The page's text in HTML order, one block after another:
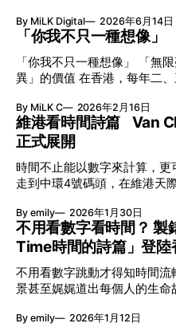
VGP 金獎，也是 Amazon 折
By MiLK Digital 2026年6月14日
「你我不只一種想像」
「你我不只一種想像」 「無限亮」邀請觀眾重新思考「差
異」的價值 在香港，每年二、三月的春季，一個名字低調但
節與香港賽馬會慈善信託基金
八年來不只是帶來無數來自
本地建立屬於香港的共融創作
艦藝團強強聯手打造兩部深
影》，展開一場前所未有的藝
能量，全面開展一場無界限嘅藝術旅程。 第
以「你我不只一種想像」為題
的價值。不同能力人士是社會
「不同」能力與特質，當我們
發，偏見與界線，也自然被藝術溶化。 「無限
節目包括: 2月27日至3月1日：帕拉管弦樂團《無邊狂想曲》/
音樂‧舞蹈 (開幕
By MiLK C 2026年2月16日
維港看時間詩篇 Van
正式展開
時間不止能以數字來計算，更
走到中環4號碼頭，在維港天
覽。由即日至2月8日期間舉行
言搬離傳統店舖，放進公共場
件，而是一場可以與他人一同經歷的
「時間詩集」 走進展場尤如翻開一本時間詩集，藉由不同主
題呈現時間的無限想像。Van
由單純的機械與數字堆砌，
精湛的製錶技術與敘事美學為
報時的功能，而是把稍縱即
By emily 2026年1月30日
不用看數字看時間？
Time時間的詩篇」登陸
不用看數字跳動才得知時間
景甚至娓娓道出每個人的生命
詩篇」展覽，邀請大家走進由
By emily 2026年1月12日